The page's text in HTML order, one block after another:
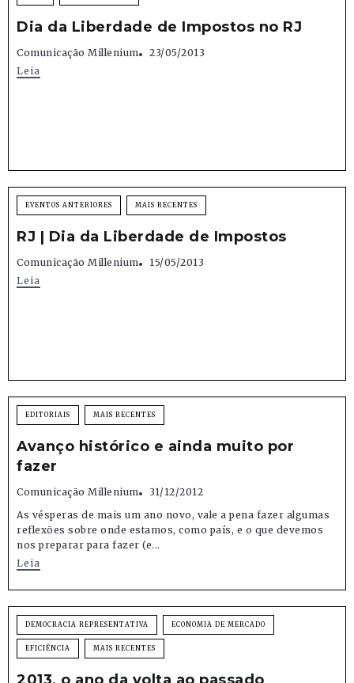
Dia da Liberdade de Impostos no RJ
Comunicação Millenium
23/05/2013
Leia
EVENTOS ANTERIORES MAIS RECENTES
RJ | Dia da Liberdade de Impostos
Comunicação Millenium
15/05/2013
Leia
EDITORIAIS MAIS RECENTES
Avanço histórico e ainda muito por
fazer
Comunicação Millenium
31/12/2012
As vésperas de mais um ano novo, vale a pena fazer algumas
reflexões sobre onde estamos, como país, e o que devemos
nos preparar para fazer (e...
Leia
DEMOCRACIA REPRESENTATIVA ECONOMIA DE MERCADO
EFICIÊNCIA MAIS RECENTES